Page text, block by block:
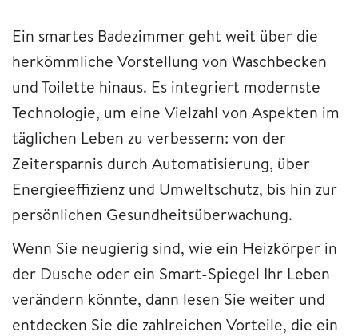
Ein smartes Badezimmer geht weit über die
herkömmliche Vorstellung von Waschbecken
und Toilette hinaus. Es integriert modernste
Technologie, um eine Vielzahl von Aspekten im
täglichen Leben zu verbessern: von der
Zeitersparnis durch Automatisierung, über
Energieeffizienz und Umweltschutz, bis hin zur
persönlichen Gesundheitsüberwachung.
Wenn Sie neugierig sind, wie ein Heizkörper in
der Dusche oder ein Smart-Spiegel Ihr Leben
verändern könnte, dann lesen Sie weiter und
entdecken Sie die zahlreichen Vorteile, die ein